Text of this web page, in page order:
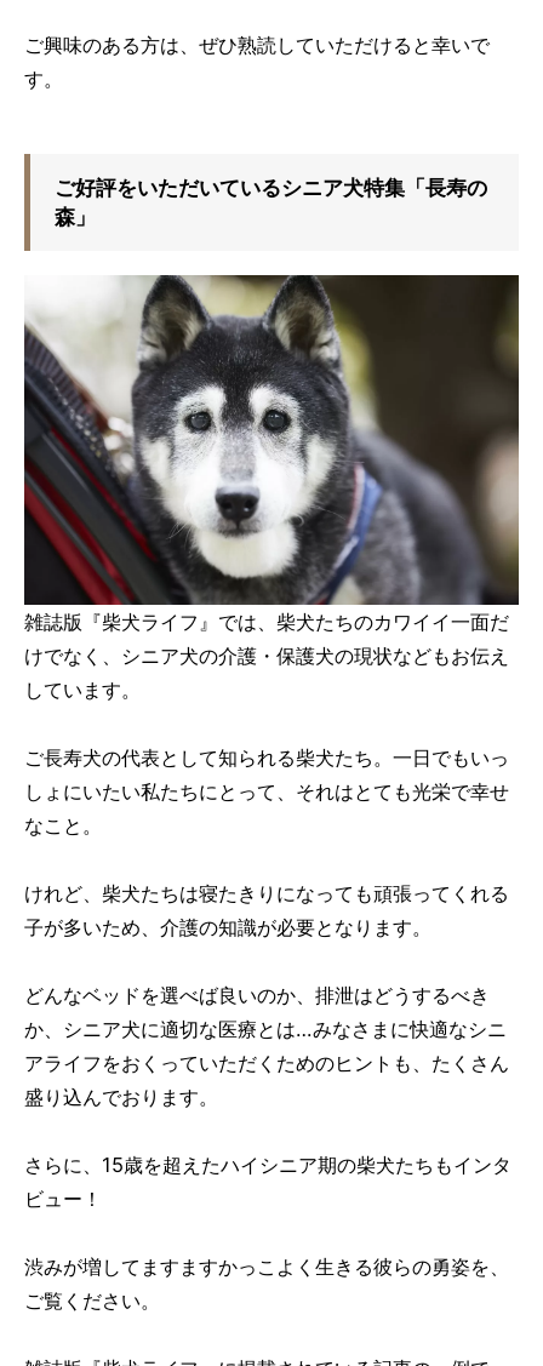
ご興味のある方は、ぜひ熟読していただけると幸いで
す。
ご好評をいただいているシニア犬特集「長寿の
森」
雑誌版『柴犬ライフ』では、柴犬たちのカワイイ一面だ
けでなく、シニア犬の介護・保護犬の現状などもお伝え
しています。
ご長寿犬の代表として知られる柴犬たち。一日でもいっ
しょにいたい私たちにとって、それはとても光栄で幸せ
なこと。
けれど、柴犬たちは寝たきりになっても頑張ってくれる
子が多いため、介護の知識が必要となります。
どんなベッドを選べば良いのか、排泄はどうするべき
か、シニア犬に適切な医療とは…みなさまに快適なシニ
アライフをおくっていただくためのヒントも、たくさん
盛り込んでおります。
さらに、15歳を超えたハイシニア期の柴犬たちもインタ
ビュー！
渋みが増してますますかっこよく生きる彼らの勇姿を、
ご覧ください。